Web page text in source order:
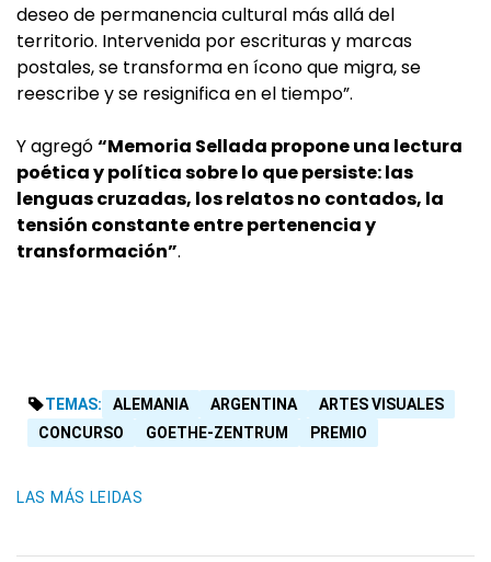
deseo de permanencia cultural más allá del
territorio. Intervenida por escrituras y marcas
postales, se transforma en ícono que migra, se
reescribe y se resignifica en el tiempo”.
Y agregó“Memoria Sellada propone una lectura
poética y política sobre lo que persiste: las
lenguas cruzadas, los relatos no contados, la
tensión constante entre pertenencia y
transformación”.
TEMAS: ALEMANIA ARGENTINA
ARTES VISUALES
CONCURSO
GOETHE-ZENTRUM PREMIO
LAS MÁS LEIDAS